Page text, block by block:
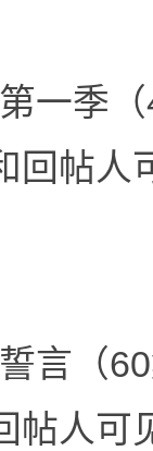
一季
回帖人
言（
帖人